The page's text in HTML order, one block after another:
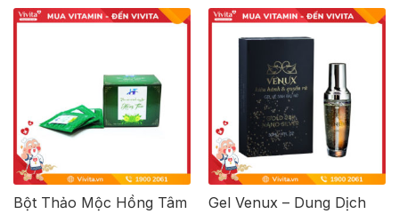
Bột Thảo Mộc Hồng Tâm
Gel Venux – Dung Dịch